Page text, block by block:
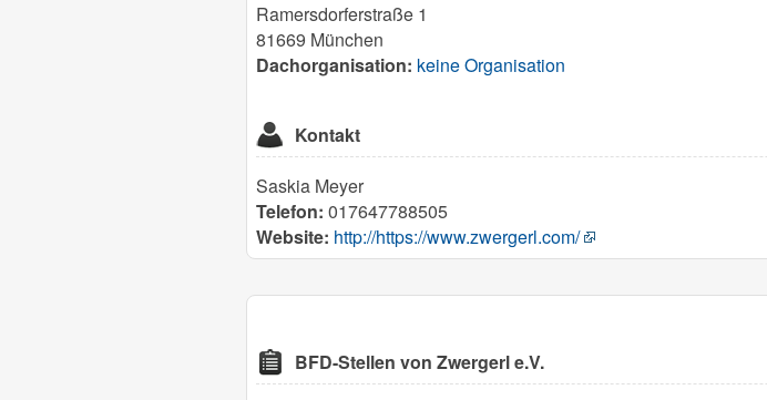
Ramersdorferstraße 1
81669 München
Dachorganisation: keine Organisation
Kontakt
Saskia Meyer
Telefon: 017647788505
Website: http://https://www.zwergerl.com/
BFD-Stellen von Zwergerl e.V.